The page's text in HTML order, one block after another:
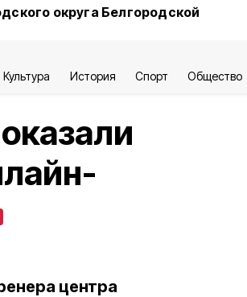
округа Белгородской
Культура История Спорт Общество
центра